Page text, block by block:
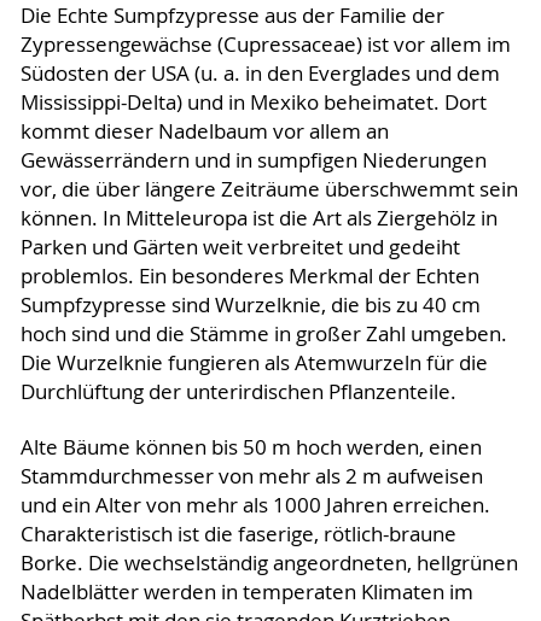
Die Echte Sumpfzypresse aus der Familie der
Zypressengewächse (Cupressaceae) ist vor allem im
Südosten der USA (u. a. in den Everglades und dem
Mississippi-Delta) und in Mexiko beheimatet. Dort
kommt dieser Nadelbaum vor allem an
Gewässerrändern und in sumpfigen Niederungen
vor, die über längere Zeiträume überschwemmt sein
können. In Mitteleuropa ist die Art als Ziergehölz in
Parken und Gärten weit verbreitet und gedeiht
problemlos. Ein besonderes Merkmal der Echten
Sumpfzypresse sind Wurzelknie, die bis zu 40 cm
hoch sind und die Stämme in großer Zahl umgeben.
Die Wurzelknie fungieren als Atemwurzeln für die
Durchlüftung der unterirdischen Pflanzenteile.
Alte Bäume können bis 50 m hoch werden, einen
Stammdurchmesser von mehr als 2 m aufweisen
und ein Alter von mehr als 1000 Jahren erreichen.
Charakteristisch ist die faserige, rötlich-braune
Borke. Die wechselständig angeordneten, hellgrünen
Nadelblätter werden in temperaten Klimaten im